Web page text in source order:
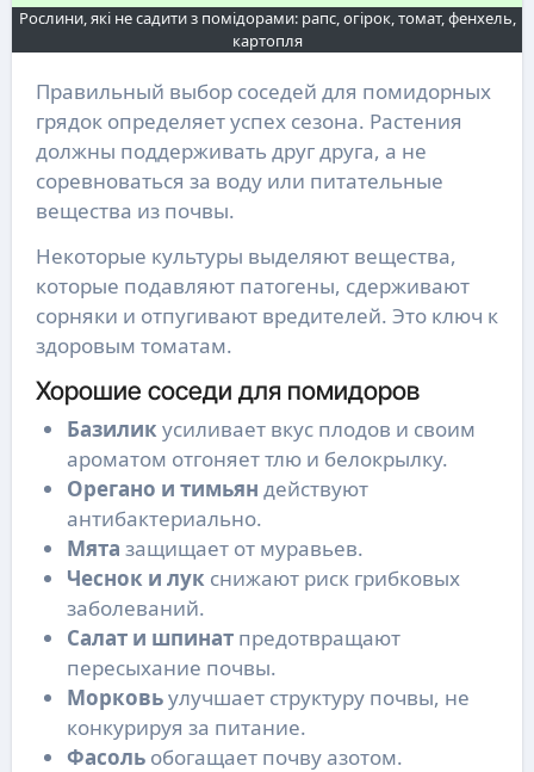
Рослини, які не садити з помідорами: рапс, огірок, томат, фенхель,
картопля
Правильный выбор соседей для помидорных
грядок определяет успех сезона. Растения
должны поддерживать друг друга, а не
соревноваться за воду или питательные
вещества из почвы.
Некоторые культуры выделяют вещества,
которые подавляют патогены, сдерживают
сорняки и отпугивают вредителей. Это ключ к
здоровым томатам.
Хорошие соседи для помидоров
Базиликусиливает вкус плодов и своим
ароматом отгоняет тлю и белокрылку.
Орегано и тимьян действуют
антибактериально.
Мята защищает от муравьев.
Чеснок и лукснижают риск грибковых
заболеваний.
Салат и шпинатпредотвращают
пересыхание почвы.
Морковьулучшает структуру почвы, не
конкурируя за питание.
Фасольобогащает почву азотом.